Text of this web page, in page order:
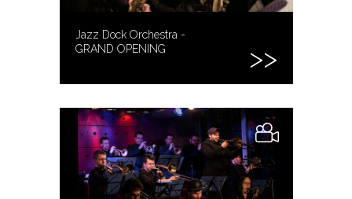
Jazz Dock Orchestra -
GRAND OPENING